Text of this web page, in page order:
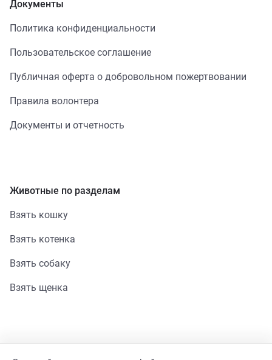
Документы
Политика конфиденциальности
Пользовательское соглашение
Публичная оферта о добровольном пожертвовании
Правила волонтера
Документы и отчетность
Животные по разделам
Взять кошку
Взять котенка
Взять собаку
Взять щенка